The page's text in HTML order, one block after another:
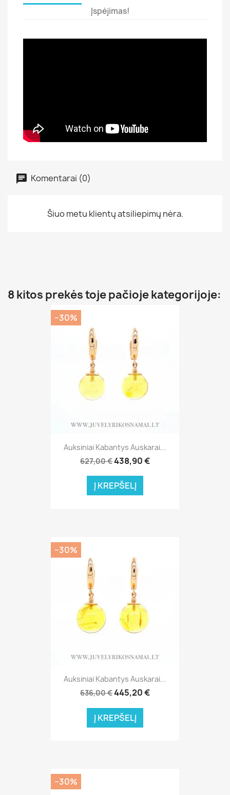
Įspėjimas!
Komentarai (0)
Šiuo metu klientų atsiliepimų nėra.
8 kitos prekės toje pačioje kategorijoje:
Auksiniai Kabantys Auskarai...
627,00 €438,90 €
Į KREPŠELĮ
−30%
Auksiniai Kabantys Auskarai...
636,00 €445,20 €
Į KREPŠELĮ
−30%
−30%